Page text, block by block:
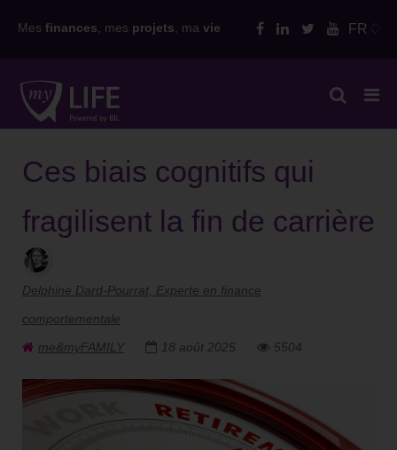
to
Mes finances , mes projets , ma vie FR
Ces biais cognitifs qui
fragilisent la fin de carrière
Delphine Dard-Pourrat, Experte en finance
comportementale
me&myFAMILY
18 août 2025 5504